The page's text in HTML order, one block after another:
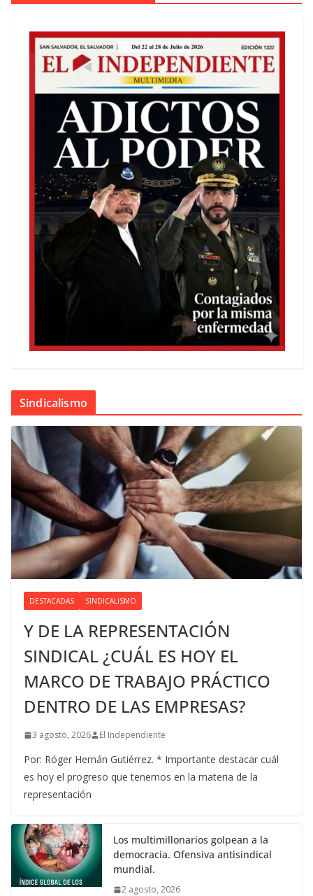
Sindicalismo
DESTACADAS SINDICALISMO
Y DE LA REPRESENTACIÓN
SINDICAL ¿CUÁL ES HOY EL
MARCO DE TRABAJO PRÁCTICO
DENTRO DE LAS EMPRESAS?
3 agosto, 2026 El Independiente
Por: Róger Hernán Gutiérrez. * Importante destacar cuál
es hoy el progreso que tenemos en la materia de la
representación
Los multimillonarios golpean a la
democracia. Ofensiva antisindical
mundial.
2 agosto, 2026